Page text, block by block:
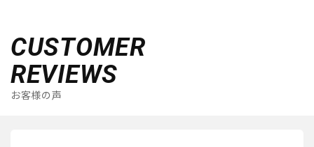
CUSTOMER
REVIEWS
お客様の声